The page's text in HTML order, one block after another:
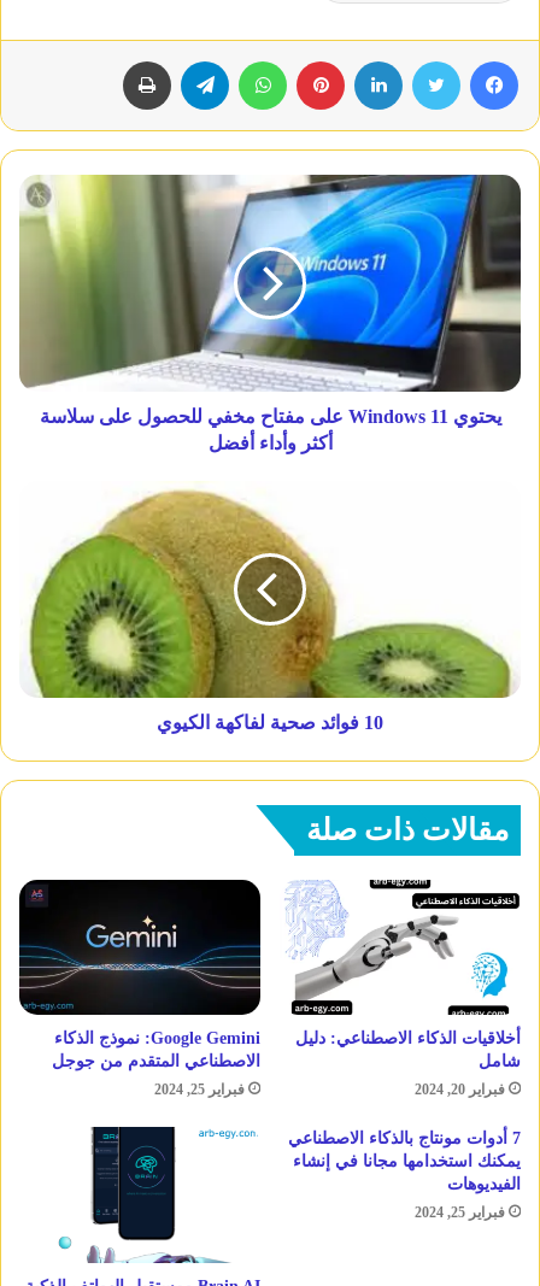
فيسبوك تويتر لينكدإن بينتيريستواتساب تيلقرام
يحتوي Windows 11 على مفتاح مخفي للحصول على سلاسة
أكثر وأداء أفضل
10 فوائد صحية لفاكهة الكيوي
مقالات ذات صلة
أخلاقيات الذكاء الاصطناعي: دليل
شامل
فبراير 20, 2024
Google Gemini: نموذج الذكاء
الاصطناعي المتقدم من جوجل
فبراير 25, 2024
7 أدوات مونتاج بالذكاء الاصطناعي
يمكنك استخدامها مجانا في إنشاء
الفيديوهات
فبراير 25, 2024